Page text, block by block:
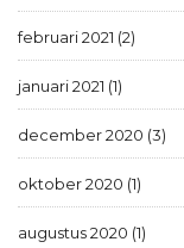
februari 2021 (2)
januari 2021 (1)
december 2020 (3)
oktober 2020 (1)
augustus 2020 (1)